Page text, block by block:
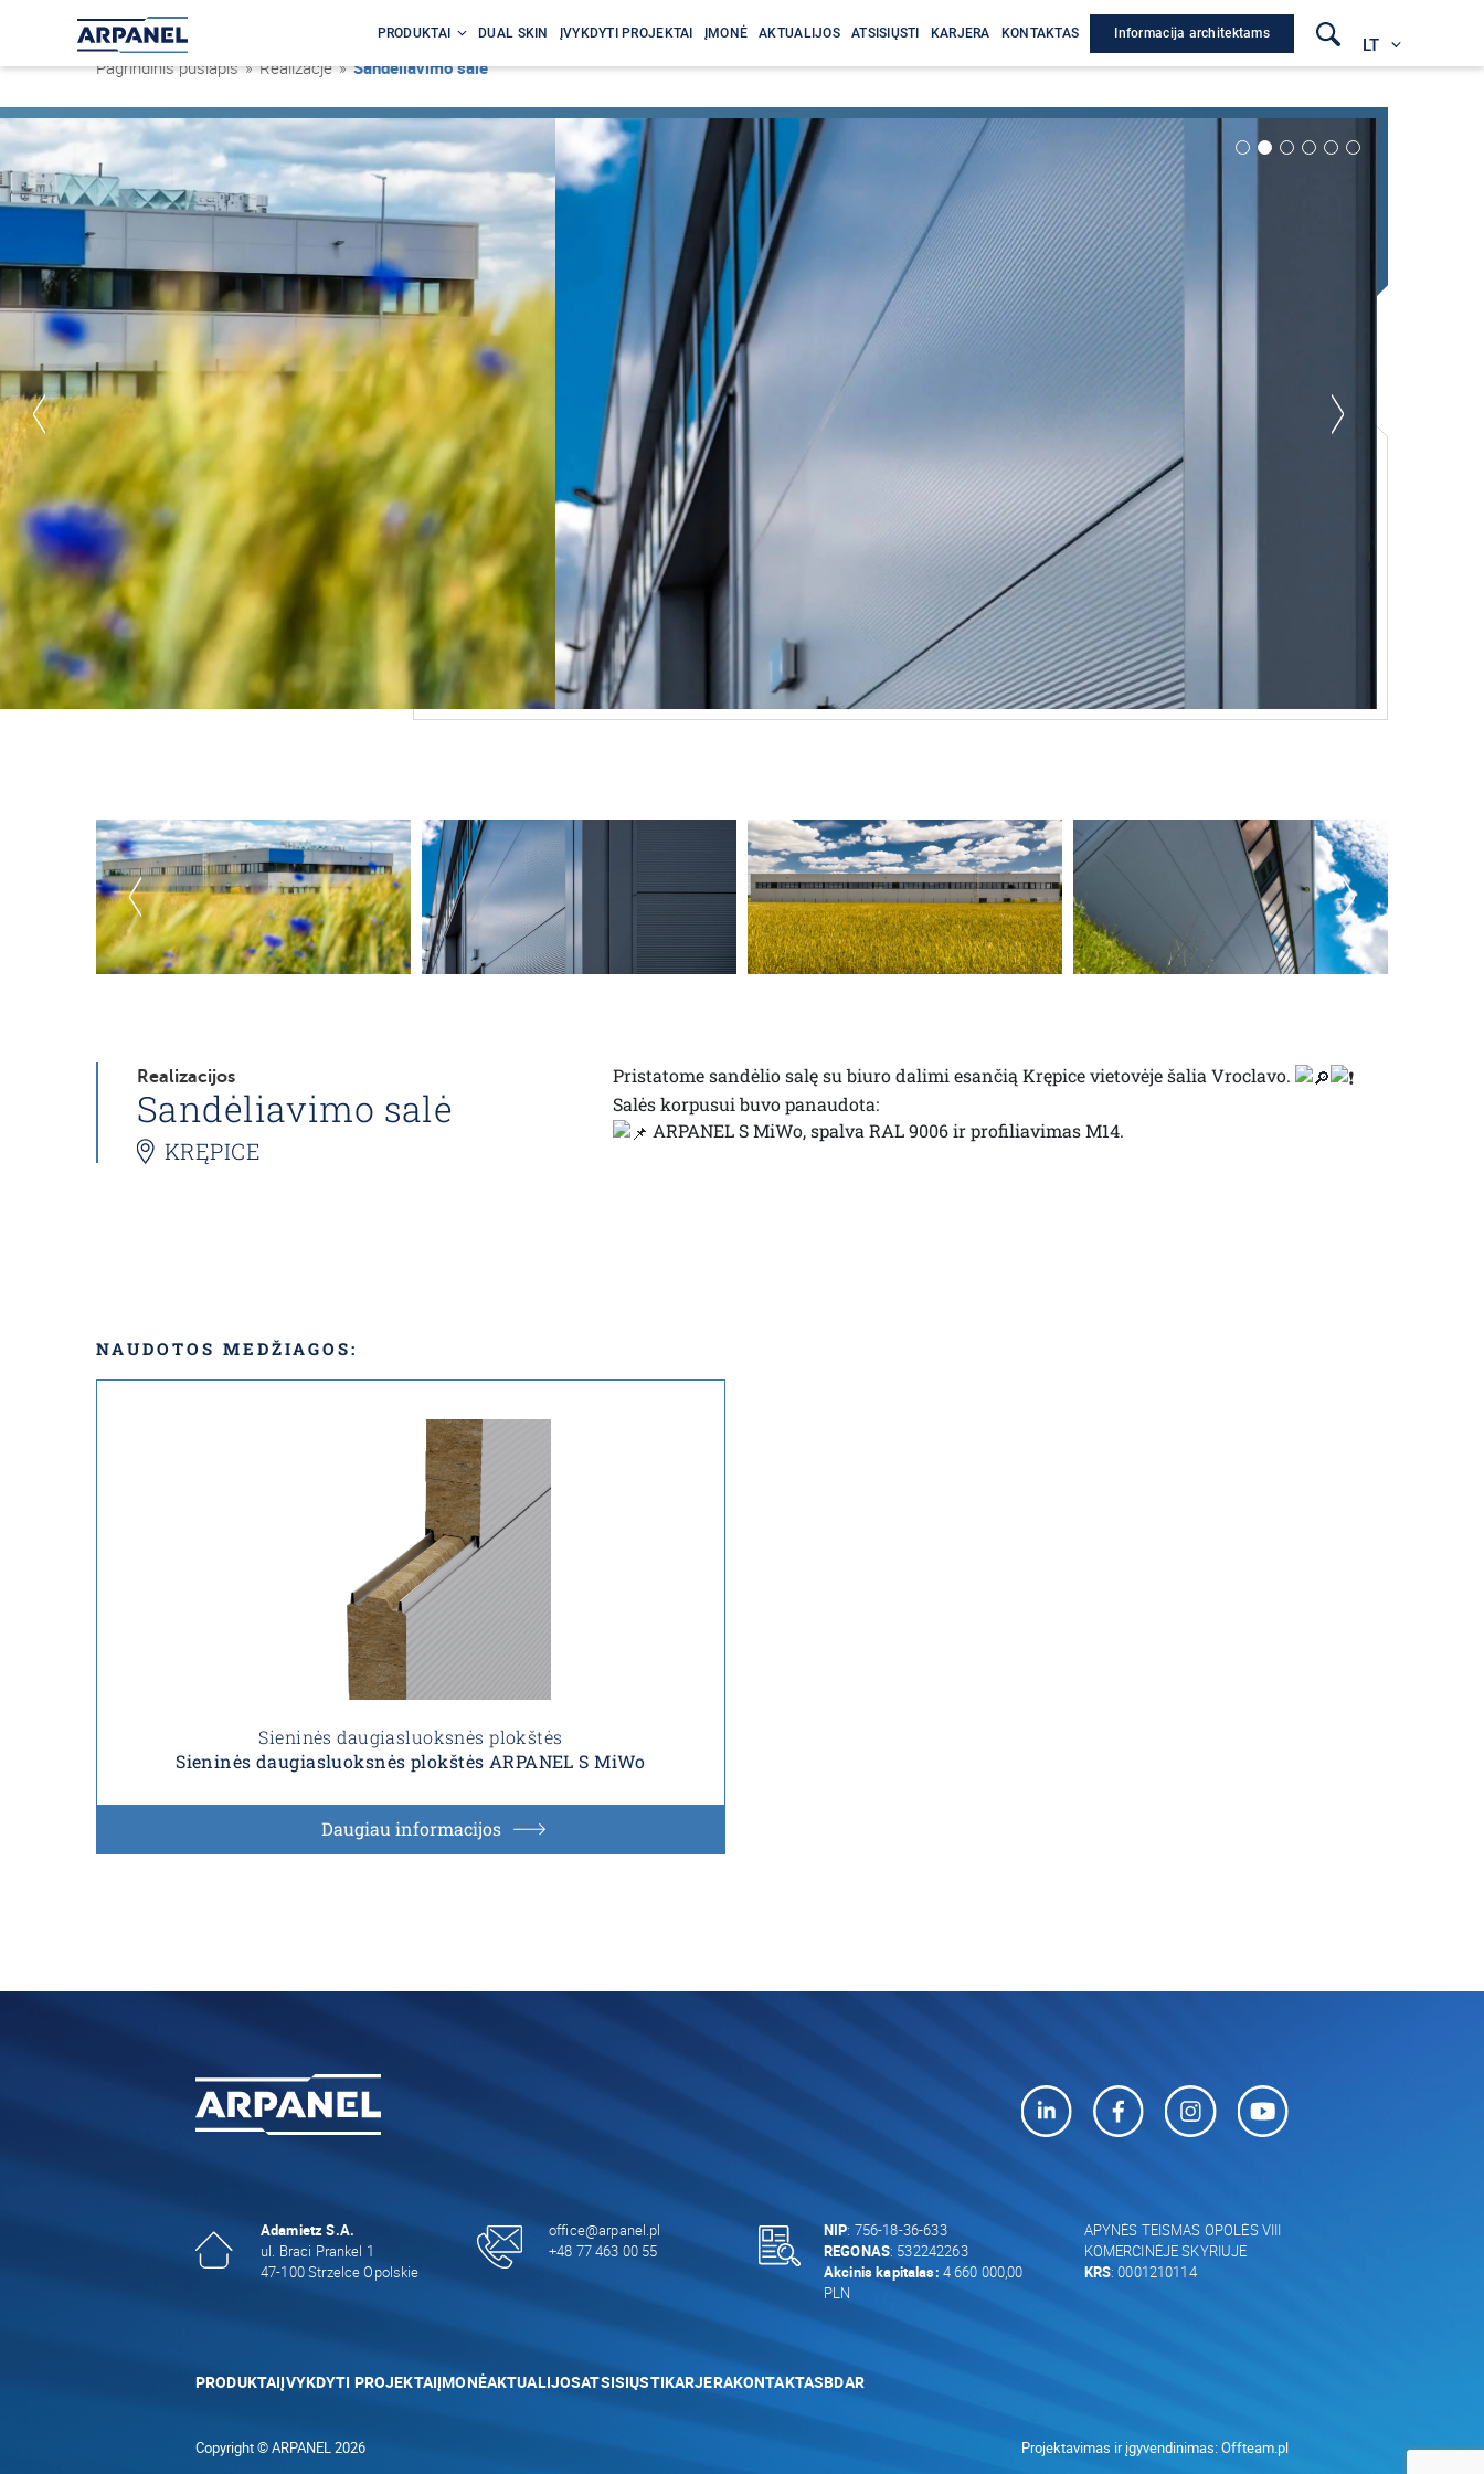
PRODUKTAI DUAL SKIN ĮVYKDYTI PROJEKTAI ĮMONĖ AKTUALIJOS ATSISIŲSTI KARJERA KONTAKTAS Informacija architektams
LT
Pagrindinis puslapis » Realizacje »Sandėliavimo salė
Realizacijos
Sandėliavimo salė
KRĘPICE
Pristatome sandėlio salę su biuro dalimi esančią Krępice vietovėje šalia Vroclavo.
Salės korpusui buvo panaudota:
ARPANEL S MiWo, spalva RAL 9006 ir profiliavimas M14.
NAUDOTOS MEDŽIAGOS:
Sieninės daugiasluoksnės plokštės
Sieninės daugiasluoksnės plokštės ARPANEL S MiWo
Daugiau informacijos
Adamietz S.A.
ul. Braci Prankel 1
47-100 Strzelce Opolskie
office@arpanel.pl
+48 77 463 00 55
NIP: 756-18-36-633
REGONAS: 532242263
Akcinis kapitalas: 4 660 000,00
PLN
APYNĖS TEISMAS OPOLĖS VIII
KOMERCINĖJE SKYRIUJE
KRS: 0001210114
PRODUKTAIĮVYKDYTI PROJEKTAIĮMONĖAKTUALIJOSATSISIŲSTIKARJERAKONTAKTASBDAR
Copyright © ARPANEL 2026 Projektavimas ir įgyvendinimas:Offteam.pl